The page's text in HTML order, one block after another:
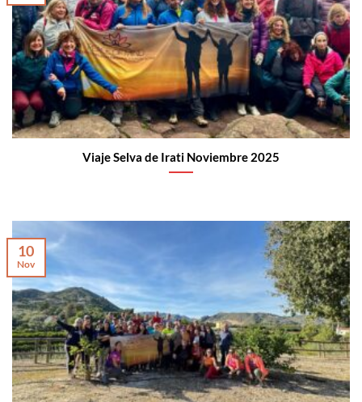
Viaje Selva de Irati Noviembre 2025
10
Nov